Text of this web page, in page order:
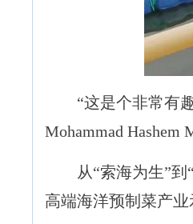
“这是个非常有趣
Mohammad Hashem
从“索海为生”到“
高端海洋预制菜产